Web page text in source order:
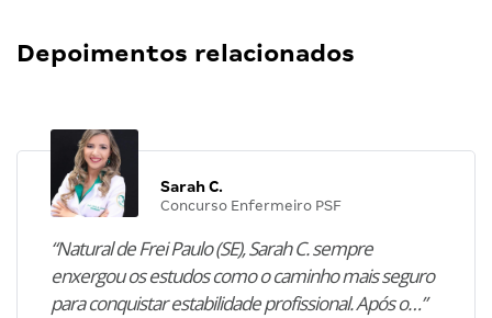
Depoimentos relacionados
Sarah C.
Concurso Enfermeiro PSF
“Natural de Frei Paulo (SE), Sarah C. sempre
enxergou os estudos como o caminho mais seguro
para conquistar estabilidade profissional. Após o…”